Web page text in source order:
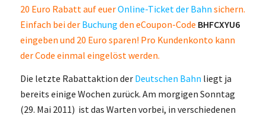
20 Euro Rabatt auf euerOnline-Ticket der Bahn sichern.
Einfach bei der Buchung den eCoupon-Code BHFCXYU6
eingeben und 20 Euro sparen! Pro Kundenkonto kann
der Code einmal eingelöst werden.
Die letzte Rabattaktion der Deutschen Bahn liegt ja
bereits einige Wochen zurück. Am morgigen Sonntag
(29. Mai 2011) ist das Warten vorbei, in verschiedenen